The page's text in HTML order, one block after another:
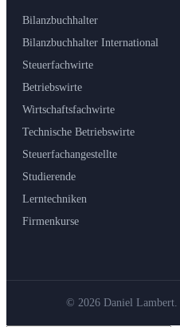
Bilanzbuchhalter
Bilanzbuchhalter International
Steuerfachwirte
Betriebswirte
Wirtschaftsfachwirte
Technische Betriebswirte
Steuerfachangestellte
Studierende
Lerntechniken
Firmenkurse
© 2026 Daniel Lambert.